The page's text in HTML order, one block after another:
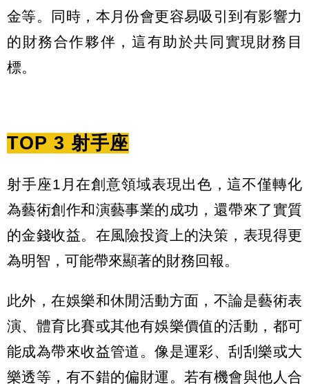
金等。同時，本月份會更容易吸引到有影響力
的財務合作夥伴，這有助於共同實現財務目
標。
TOP 3 射手座
射手座1月在創意領域表現出色，這不僅轉化
為藝術創作和演藝事業的成功，還帶來了實質
的金錢收益。在風險投資上的決策，表現得更
為明智，可能帶來顯著的財務回報。
此外，在娛樂和休閒活動方面，不論是藝術表
演、體育比賽或其他有娛樂價值的活動，都可
能成為帶來收益管道。像是運彩、刮刮樂或大
樂透等，有不錯的偏財運。若有機會與他人合